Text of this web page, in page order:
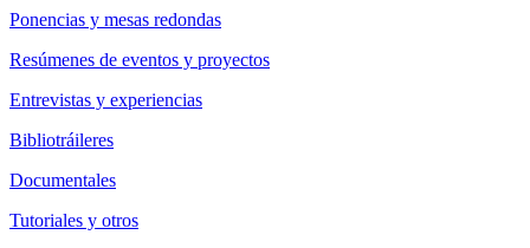
Ponencias y mesas redondas
Resúmenes de eventos y proyectos
Entrevistas y experiencias
Bibliotráileres
Documentales
Tutoriales y otros